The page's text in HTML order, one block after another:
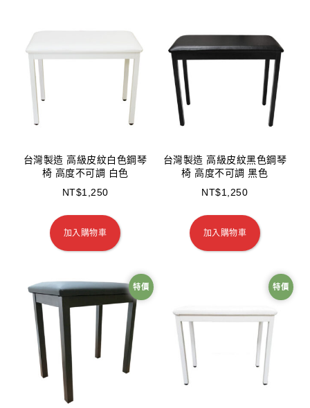
台灣製造 高級皮紋白色鋼琴
椅 高度不可調 白色
NT$1,250
加入購物車
台灣製造 高級皮紋黑色鋼琴
椅 高度不可調 黑色
NT$1,250
加入購物車
特價 特價